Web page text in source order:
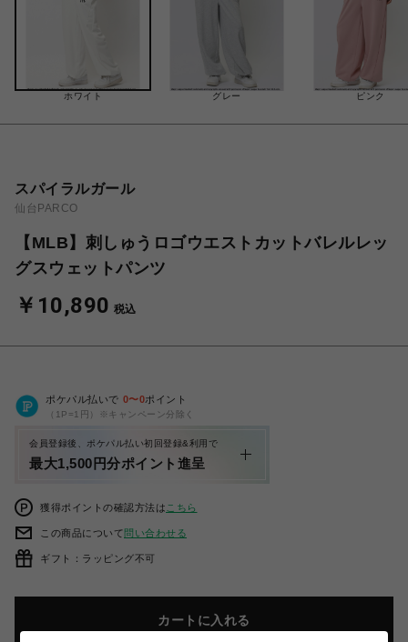
ホワイト グレー ピンク
スパイラルガール
仙台PARCO
【MLB】刺しゅうロゴウエストカットバレルレッ
グスウェットパンツ
￥10,890 税込
ポケパル払いで 0〜0ポイント
（1P=1円）※キャンペーン分除く
会員登録後、ポケパル払い初回登録&利用で
最大1,500円分ポイント進呈
獲得ポイントの確認方法は こちら
この商品について問い合わせる
ギフト：ラッピング不可
カートに入れる